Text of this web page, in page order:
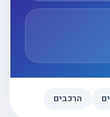
הרכבים